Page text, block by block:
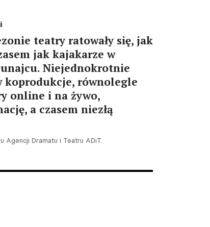
teatry ratowały się, jak
jak kajakarze w
Niejednokrotnie
koprodukcje, równolegle
online i na żywo,
a czasem niezłą
Agencji Dramatu i Teatru ADiT.